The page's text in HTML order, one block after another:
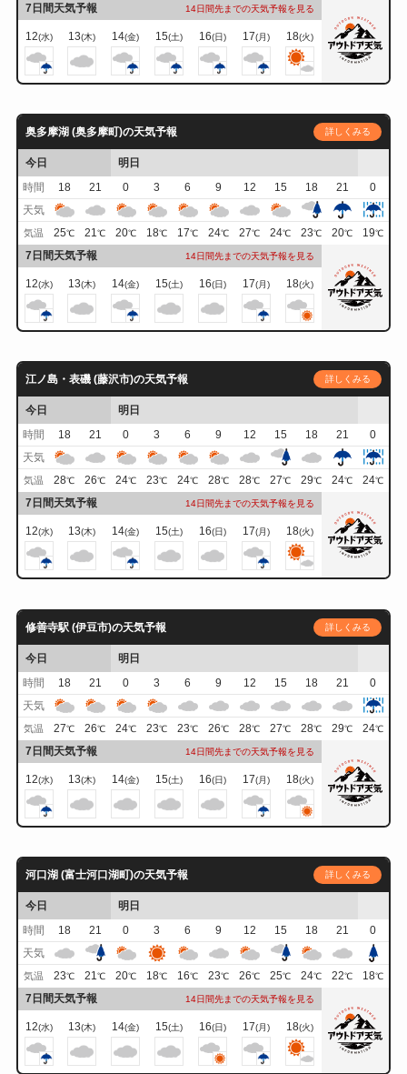
7日間天気予報 14日間先までの天気予報を見る
12(水) 13(木) 14(金) 15(土) 16(日) 17(月) 18(火)
奥多摩湖 (奥多摩町)の天気予報 詳しくみる
今日
明日
時間
18 21 0 3 6 9 12 15 18 21
0
天気
気温 25℃ 21℃ 20℃ 18℃ 17℃ 24℃ 27℃ 24℃ 23℃ 20℃ 19℃
7日間天気予報 14日間先までの天気予報を見る
12(水) 13(木) 14(金) 15(土) 16(日) 17(月) 18(火)
江ノ島・表磯 (藤沢市)の天気予報 詳しくみる
今日
明日
時間
18 21 0 3 6 9 12 15 18 21
0
天気
気温 28℃ 26℃ 24℃ 23℃ 24℃ 28℃ 28℃ 27℃ 29℃ 24℃ 24℃
7日間天気予報 14日間先までの天気予報を見る
12(水) 13(木) 14(金) 15(土) 16(日) 17(月) 18(火)
修善寺駅 (伊豆市)の天気予報 詳しくみる
今日
明日
時間
18 21 0 3 6 9 12 15 18 21
0
天気
気温 27℃ 26℃ 24℃ 23℃ 23℃ 26℃ 28℃ 27℃ 28℃ 29℃ 24℃
7日間天気予報 14日間先までの天気予報を見る
12(水) 13(木) 14(金) 15(土) 16(日) 17(月) 18(火)
河口湖 (富士河口湖町)の天気予報 詳しくみる
今日
明日
時間
18 21 0 3 6 9 12 15 18 21
0
天気
気温 23℃ 21℃ 20℃ 18℃ 16℃ 23℃ 26℃ 25℃ 24℃ 22℃ 18℃
7日間天気予報 14日間先までの天気予報を見る
12(水) 13(木) 14(金) 15(土) 16(日) 17(月) 18(火)